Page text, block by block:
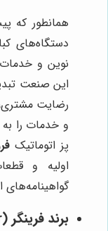
همانطور که
دستگاه‌های
نوین و
این صنعت
رضایت
و خدمات را
پز اتوماتیک
اولیه و
گواهینامه‌های
برند فرینگر (Fryinger):